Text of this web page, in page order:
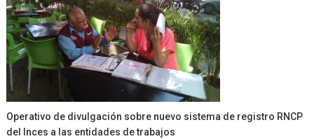
Operativo de divulgación sobre nuevo sistema de registro RNCP
del Inces a las entidades de trabajos